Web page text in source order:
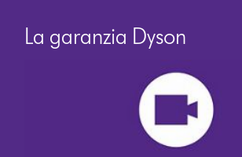
La garanzia Dyson